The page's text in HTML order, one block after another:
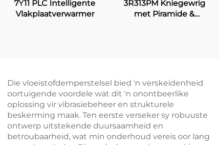
7Y11 PLC Intelligente
Vlakplaatverwarmer
3R313PM Kniegewrig
met Piramide &
Die vloeistofdemperstelsel bied 'n verskeidenheid
oortuigende voordele wat dit 'n onontbeerlike
oplossing vir vibrasiebeheer en strukturele
beskerming maak. Ten eerste verseker sy robuuste
ontwerp uitstekende duursaamheid en
betroubaarheid, wat min onderhoud vereis oor lang